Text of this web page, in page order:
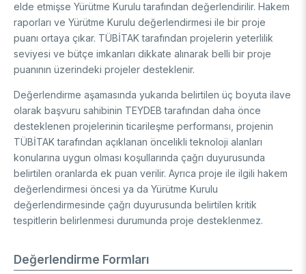
elde etmişse Yürütme Kurulu tarafından değerlendirilir. Hakem
raporları ve Yürütme Kurulu değerlendirmesi ile bir proje
puanı ortaya çıkar. TÜBİTAK tarafından projelerin yeterlilik
seviyesi ve bütçe imkanları dikkate alınarak belli bir proje
puanının üzerindeki projeler desteklenir.
Değerlendirme aşamasında yukarıda belirtilen üç boyuta ilave
olarak başvuru sahibinin TEYDEB tarafından daha önce
desteklenen projelerinin ticarileşme performansı, projenin
TÜBİTAK tarafından açıklanan öncelikli teknoloji alanları
konularına uygun olması koşullarında çağrı duyurusunda
belirtilen oranlarda ek puan verilir. Ayrıca proje ile ilgili hakem
değerlendirmesi öncesi ya da Yürütme Kurulu
değerlendirmesinde çağrı duyurusunda belirtilen kritik
tespitlerin belirlenmesi durumunda proje desteklenmez.
Değerlendirme Formları